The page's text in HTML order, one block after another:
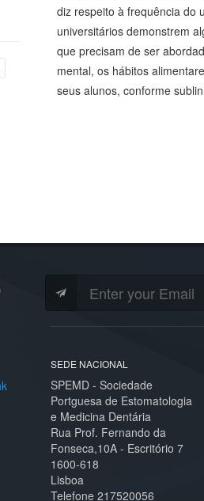
diz respeito à frequência do
universitários demonstrem
que precisam de ser
mental, os hábitos
seus alunos, conforme
SEDE NACIONAL
SPEMD - Sociedade
Portguesa de Estomatologia
e Medicina Dentária
Rua Prof. Fernando da
Fonseca,10A - Escritório 7
1600-618
Lisboa
Telefone 217520056